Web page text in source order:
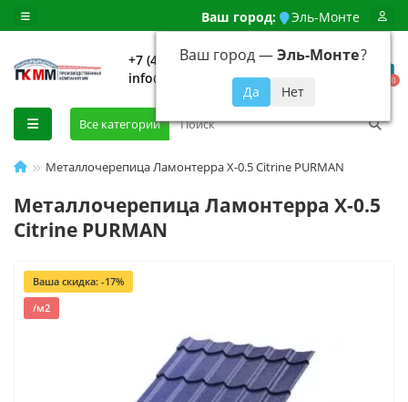
Ваш город: Эль-Монте
Ваш город —Эль-Монте?
+7 (499) 648-92-94
info@evroshtaketnikmoskva.ru
0
Все категории
Металлочерепица Ламонтерра X-0.5 Citrine PURMAN
Металлочерепица Ламонтерра X-0.5
Citrine PURMAN
Ваша скидка: -17%
/м2